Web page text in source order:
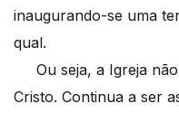
inaugurando-se uma
qual.
Ou seja, a Igreja não
Cristo. Continua a ser